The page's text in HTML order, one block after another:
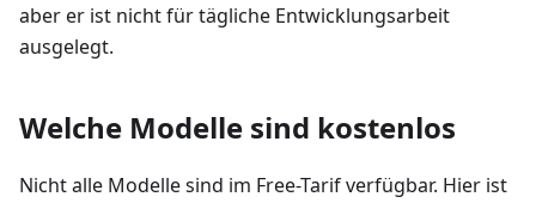
aber er ist nicht für tägliche Entwicklungsarbeit
ausgelegt.
Welche Modelle sind kostenlos
Nicht alle Modelle sind im Free-Tarif verfügbar. Hier ist